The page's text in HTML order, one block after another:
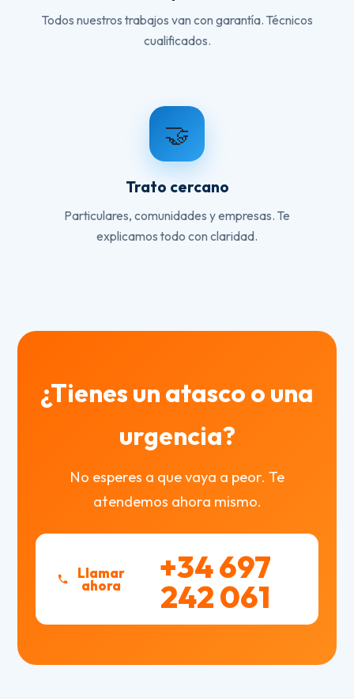
Todos nuestros trabajos van con garantía. Técnicos
cualificados.
🤝
Trato cercano
Particulares, comunidades y empresas. Te
explicamos todo con claridad.
¿Tienes un atasco o una
urgencia?
No esperes a que vaya a peor. Te
atendemos ahora mismo.
Llamar
ahora +34 697
242 061